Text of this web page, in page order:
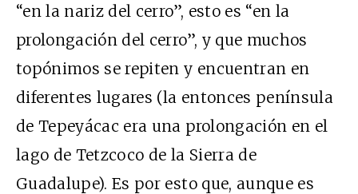
“en la nariz del cerro”, esto es “en la
prolongación del cerro”, y que muchos
topónimos se repiten y encuentran en
diferentes lugares (la entonces península
de Tepeyácac era una prolongación en el
lago de Tetzcoco de la Sierra de
Guadalupe). Es por esto que, aunque es